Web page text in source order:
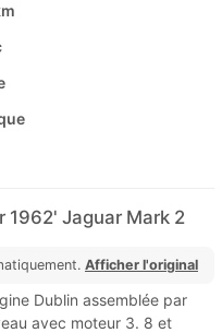
1962' Jaguar Mark 2
Afficher l'original
Dublin assemblée par
avec moteur 3. 8 et